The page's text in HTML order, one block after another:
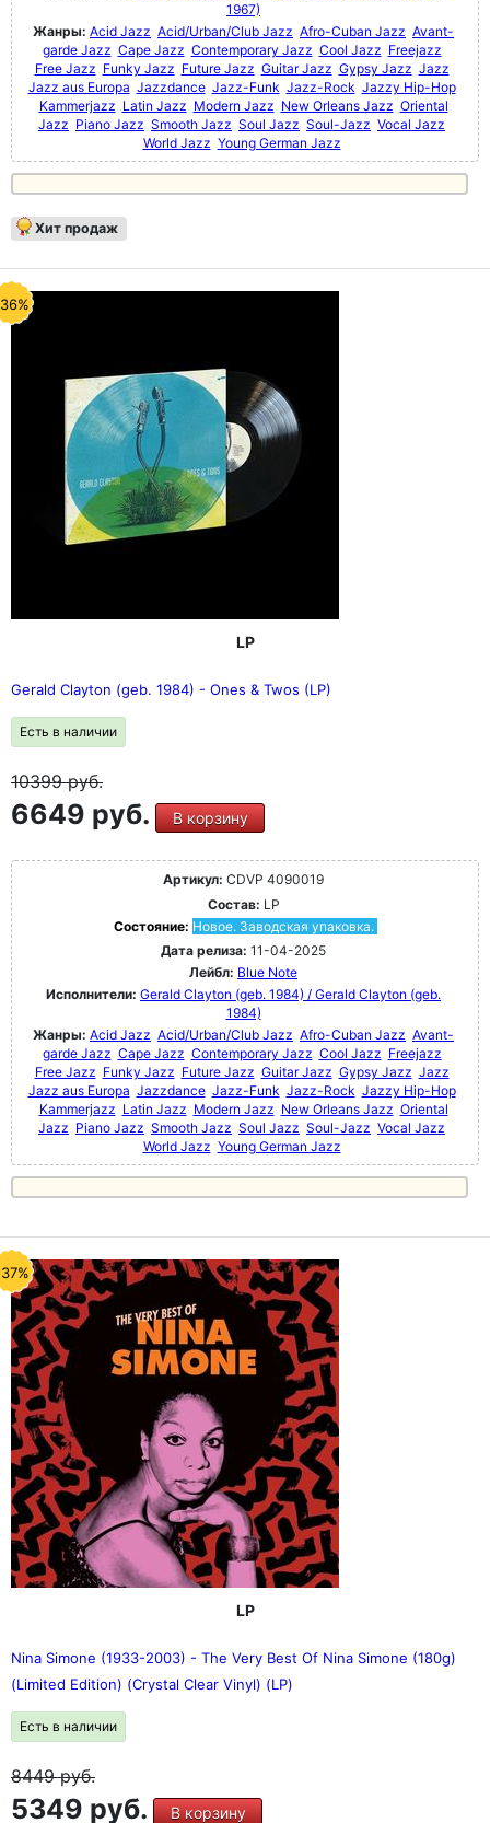
1967)
Жанры: Acid Jazz Acid/Urban/Club Jazz Afro-Cuban Jazz Avant-
garde Jazz Cape Jazz Contemporary Jazz Cool Jazz Freejazz
Free Jazz Funky Jazz Future Jazz Guitar Jazz Gypsy Jazz Jazz
Jazz aus Europa Jazzdance Jazz-Funk Jazz-Rock Jazzy Hip-Hop
Kammerjazz Latin Jazz Modern Jazz New Orleans Jazz Oriental
Jazz Piano Jazz Smooth Jazz Soul Jazz Soul-Jazz Vocal Jazz
World Jazz Young German Jazz
Хит продаж
LP
Gerald Clayton (geb. 1984) - Ones & Twos (LP)
Есть в наличии
10399руб.
6649 руб. В корзину
Артикул: CDVP 4090019
Состав: LP
Состояние: Новое. Заводская упаковка.
Дата релиза: 11-04-2025
Лейбл: Blue Note
Исполнители: Gerald Clayton (geb. 1984) / Gerald Clayton (geb.
1984)
Жанры: Acid Jazz Acid/Urban/Club Jazz Afro-Cuban Jazz Avant-
garde Jazz Cape Jazz Contemporary Jazz Cool Jazz Freejazz
Free Jazz Funky Jazz Future Jazz Guitar Jazz Gypsy Jazz Jazz
Jazz aus Europa Jazzdance Jazz-Funk Jazz-Rock Jazzy Hip-Hop
Kammerjazz Latin Jazz Modern Jazz New Orleans Jazz Oriental
Jazz Piano Jazz Smooth Jazz Soul Jazz Soul-Jazz Vocal Jazz
World Jazz Young German Jazz
LP
Nina Simone (1933-2003) - The Very Best Of Nina Simone (180g)
(Limited Edition) (Crystal Clear Vinyl) (LP)
Есть в наличии
8449руб.
5349 руб. В корзину